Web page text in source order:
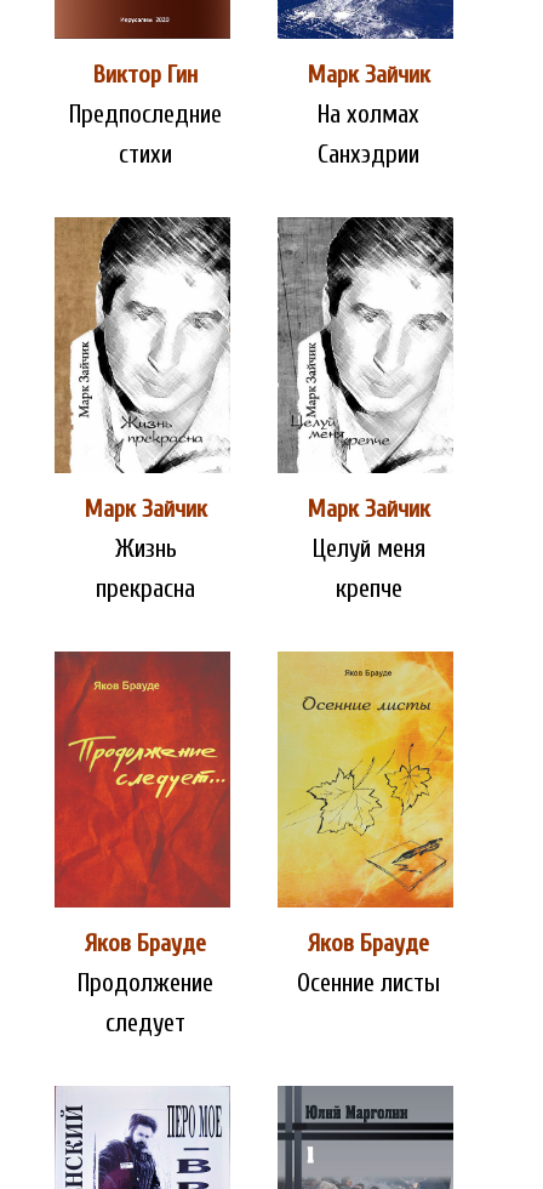
Виктор Гин
Предпоследние
стихи
Марк Зайчик
На холмах
Санхэдрии
Марк Зайчик
Жизнь
прекрасна
Марк Зайчик
Целуй меня
крепче
Яков Брауде
Продолжение
следует
Яков Брауде
Осенние листы